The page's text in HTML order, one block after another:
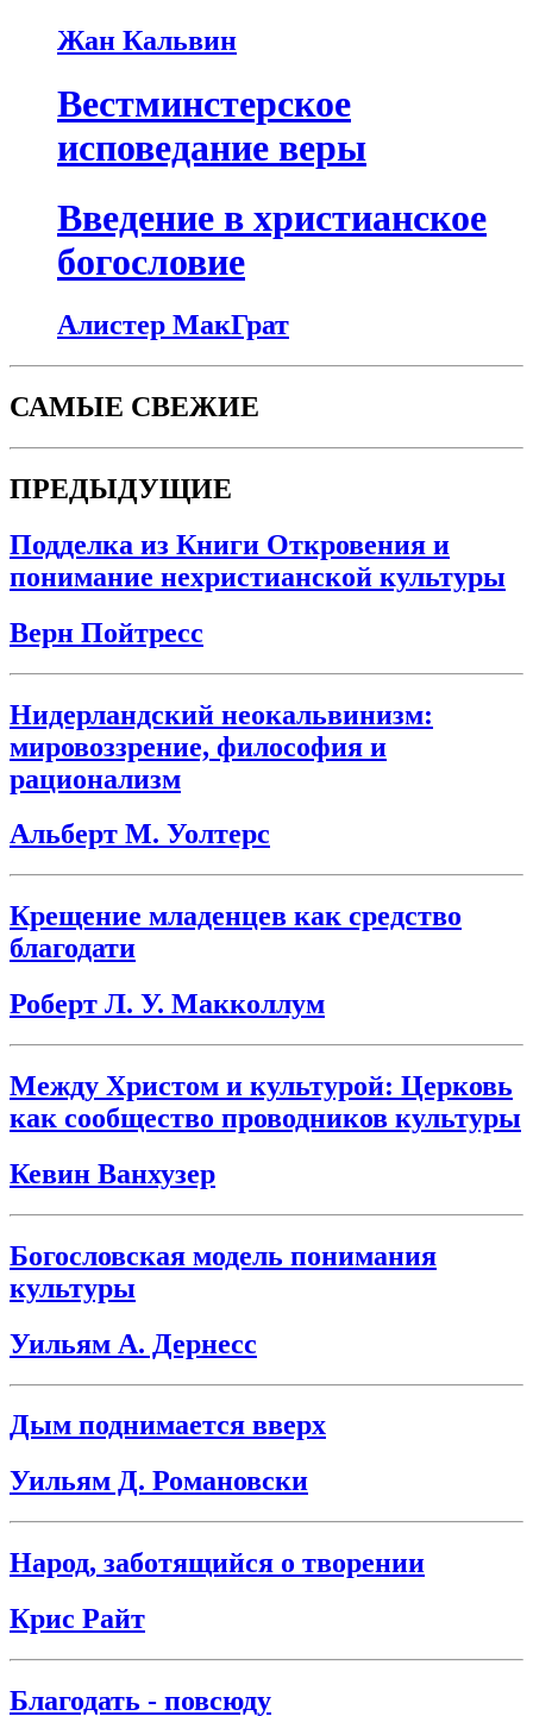
Жан Кальвин
Вестминстерское
исповедание веры
Введение в христианское
богословие
Алистер МакГрат
САМЫЕ СВЕЖИЕ
ПРЕДЫДУЩИЕ
Подделка из Книги Откровения и
понимание нехристианской культуры
Верн Пойтресс
Нидерландский неокальвинизм:
мировоззрение, философия и
рационализм
Альберт М. Уолтерс
Крещение младенцев как средство
благодати
Роберт Л. У. Макколлум
Между Христом и культурой: Церковь
как сообщество проводников культуры
Кевин Ванхузер
Богословская модель понимания
культуры
Уильям А. Дернесс
Дым поднимается вверх
Уильям Д. Романовски
Народ, заботящийся о творении
Крис Райт
Благодать - повсюду